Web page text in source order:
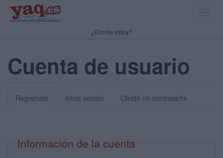
¿Dónde estoy?
Cuenta de usuario
Regístrate inicia sesión Olvidé mi contraseña
Información de la cuenta